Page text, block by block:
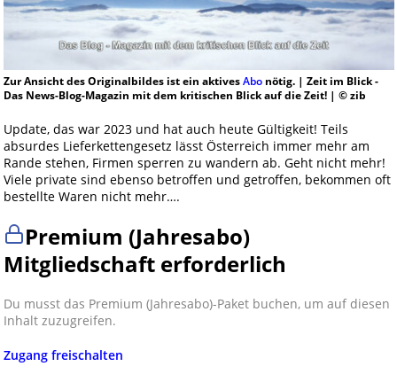
Zur Ansicht des Originalbildes ist ein aktivesAbonötig. | Zeit im Blick -
Das News-Blog-Magazin mit dem kritischen Blick auf die Zeit! | © zib
Update, das war 2023 und hat auch heute Gültigkeit! Teils
absurdes Lieferkettengesetz lässt Österreich immer mehr am
Rande stehen, Firmen sperren zu wandern ab. Geht nicht mehr!
Viele private sind ebenso betroffen und getroffen, bekommen oft
bestellte Waren nicht mehr….
Premium (Jahresabo)
Mitgliedschaft erforderlich
Du musst das Premium (Jahresabo)-Paket buchen, um auf diesen
Inhalt zuzugreifen.
Zugang freischalten